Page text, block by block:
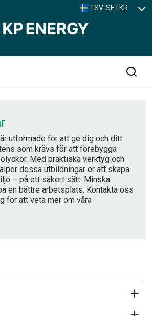
| SV-SE | KR
utformade för att ge dig och ditt
som krävs för att förebygga
Med praktiska verktyg och
dessa utbildningar er att skapa
– på ett säkert sätt. Minska
en bättre arbetsplats. Kontakta oss
för att veta mer om våra